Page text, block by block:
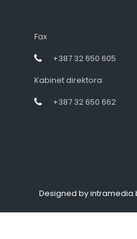
Fax
+387 32 650 605
Kabinet direktora
+387 32 650 662
Designed by